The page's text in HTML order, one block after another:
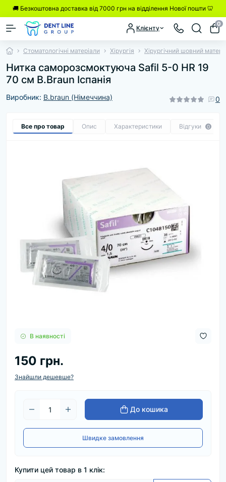
🚚 Безкоштовна доставка від 7000 грн на відділення Нової пошти 🦷
Клієнту
0
Стоматологічні матеріали Хірургія Хірургічний шовний
Нитка саморозсмоктуюча Safil 5-0 HR 19
70 см B.Braun Іспанія
Виробник: B.braun (Німеччина) 0
Все про товар Опис Характеристики Відгуки 0
В наявності
150 грн.
Знайшли дешевше?
До кошика
Швидке замовлення
Купити цей товар в 1 клік: